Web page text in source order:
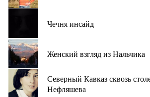
Чечня инсайд
Женский взгляд из Нальчика
Северный Кавказ сквозь
Нефляшева